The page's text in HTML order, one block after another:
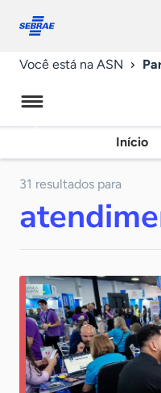
conosco
Você está na ASN
Início
31 resultados para